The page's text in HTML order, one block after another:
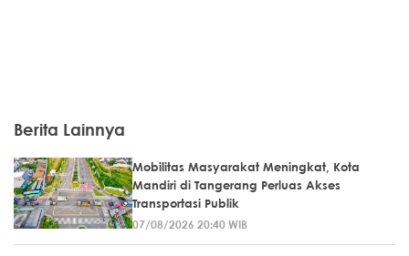
Berita Lainnya
Mobilitas Masyarakat Meningkat, Kota
Mandiri di Tangerang Perluas Akses
Transportasi Publik
07/08/2026 20:40 WIB